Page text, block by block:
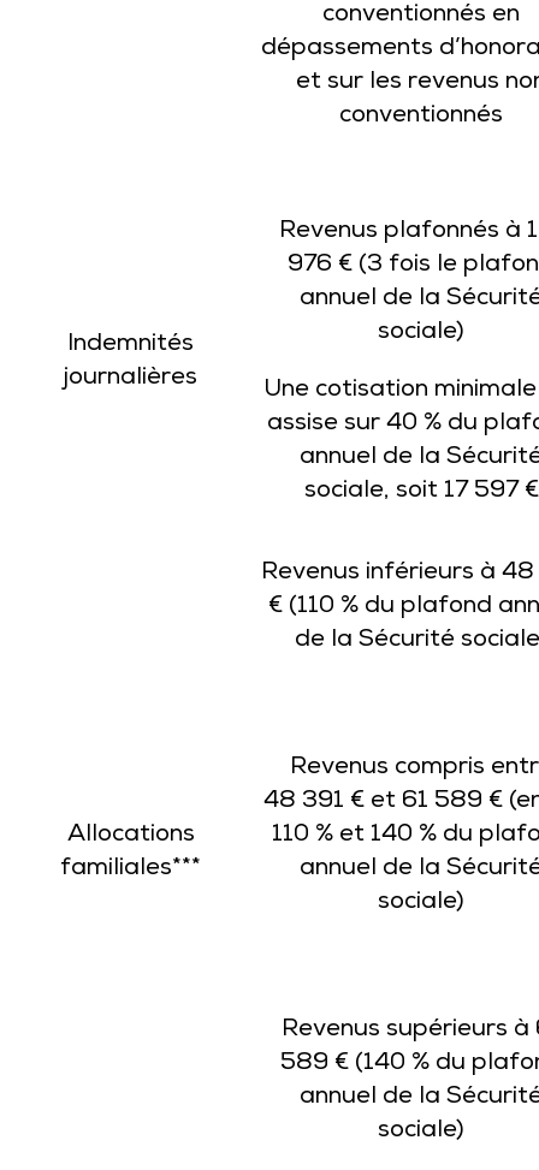
conventionnés en
dépassements
et sur les revenus
conventionnés
Indemnités
journalières
Revenus plafonnés à
976 € (3 fois le
annuel de la
sociale)
Une cotisation
assise sur 40 % du
annuel de la
sociale, soit 17 597 €
Allocations
familiales***
Revenus inférieurs à 48
€ (110 % du plafond
de la Sécurité
Revenus compris
48 391 € et 61 589 €
110 % et 140 % du
annuel de la
sociale)
Revenus supérieurs à
589 € (140 % du
annuel de la
sociale)